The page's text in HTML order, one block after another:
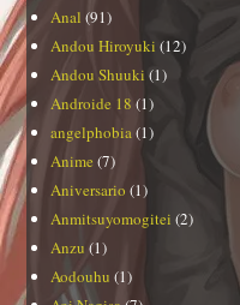
Anal (91)
Andou Hiroyuki (12)
Andou Shuuki (1)
Androide 18 (1)
angelphobia(1)
Anime (7)
Aniversario (1)
Anmitsuyomogitei (2)
Anzu (1)
Aodouhu (1)